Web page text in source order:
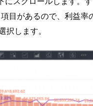
目があるので、利益率
択します。